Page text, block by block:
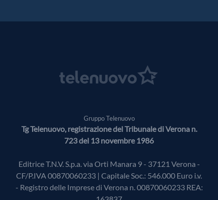
Gruppo Telenuovo
Tg Telenuovo, registrazione del Tribunale di Verona n.
723 del 13 novembre 1986
Editrice T.N.V. S.p.a. via Orti Manara 9 - 37121 Verona -
CF/P.IVA 00870060233 | Capitale Soc.: 546.000 Euro i.v.
- Registro delle Imprese di Verona n. 00870060233 REA: